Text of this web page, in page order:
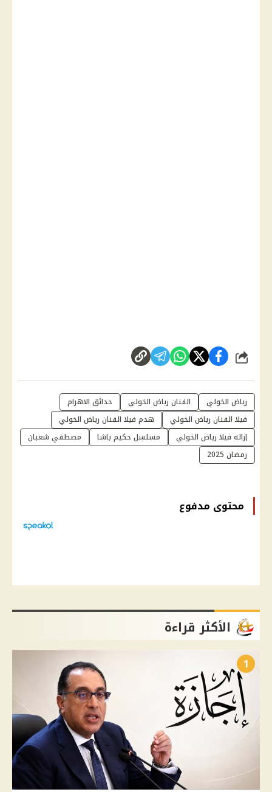
شارك
رياض الخولي الفنان رياض الخولي
حدائق الاهرام
فيلا الفنان رياض الخولي
هدم فيلا الفنان رياض الخولي
إزاله فيلا رياض الخولي
مسلسل حكيم باشا
مصطفي شعبان
رمضان 2025
محتوى مدفوع
الأكثر قراءة
1